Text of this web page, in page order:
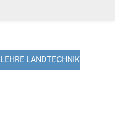
LEHRE LANDTECHNIK